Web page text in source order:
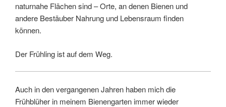
naturnahe Flächen sind – Orte, an denen Bienen und
andere Bestäuber Nahrung und Lebensraum finden
können.
Der Frühling ist auf dem Weg.
Auch in den vergangenen Jahren haben mich die
Frühblüher in meinem Bienengarten immer wieder